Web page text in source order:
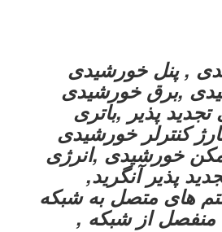
, پنل خورشیدی
,برق خورشیدی
پذیر ,باتری
کنترلر خورشیدی
خورشیدی ,انرژی
پذیر آنگرید,
های متصل به شبکه
از شبکه ,